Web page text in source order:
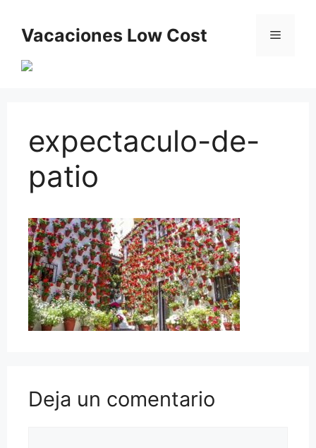
contenido
Vacaciones Low Cost Menú
expectaculo-de-
patio
Deja un comentario